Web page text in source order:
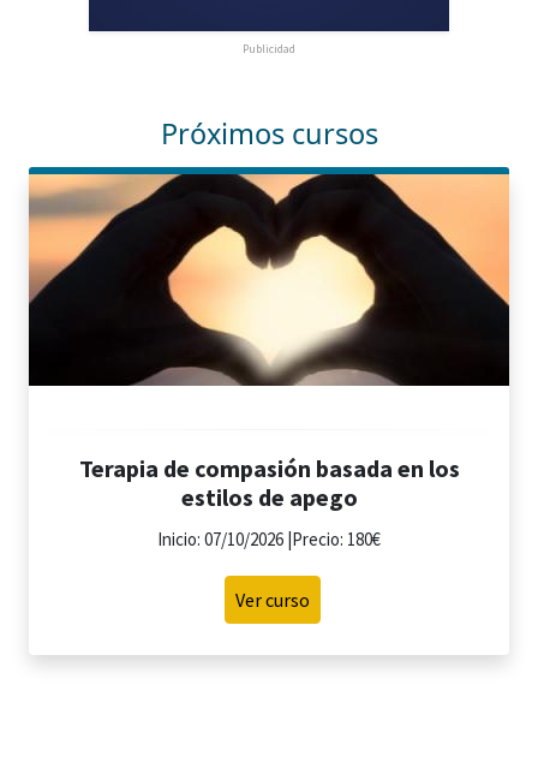
Publicidad
Próximos cursos
Terapia de compasión basada en los
estilos de apego
Inicio: 07/10/2026 |Precio: 180€
Ver curso